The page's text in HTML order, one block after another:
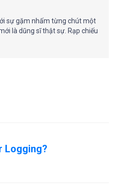
sự gặm nhấm từng chút một
là dũng sĩ thật sự. Rạp chiếu
Logging?